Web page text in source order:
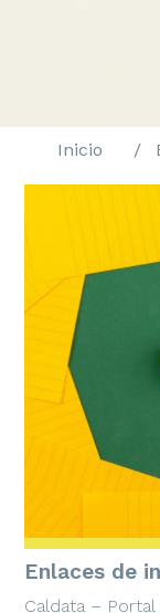
Inicio
Enlaces de
Caldata – Portal